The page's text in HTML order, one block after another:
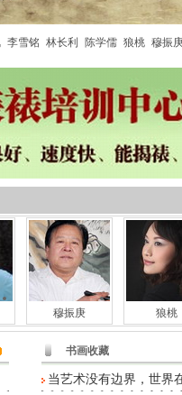
李雪铭 林长利 陈学儒 狼桃 穆振
穆振庚 狼桃
书画收藏
当艺术没有边界，世